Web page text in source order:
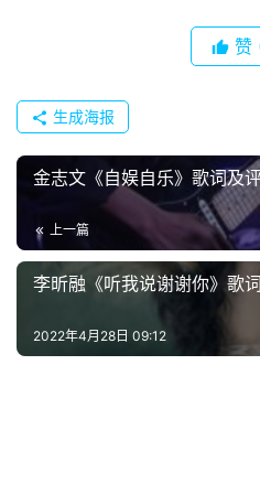
首
赞
生成海报
金志文《自娱自乐》歌词及
上一篇
李昕融《听我说谢谢你》歌
2022年4月28日 09:12